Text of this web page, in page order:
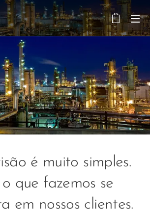
é muito simples.
o que fazemos se
em nossos clientes.